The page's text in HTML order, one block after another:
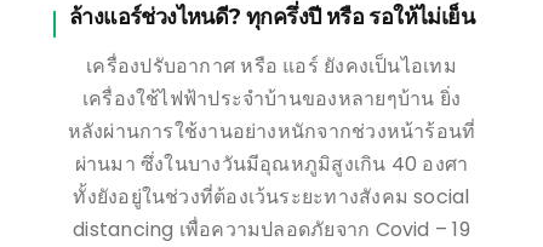
ล้างแอร์ช่วงไหนดี? ทุกครึ่งปี หรือ รอให้ไม่เย็น
เครื่องปรับอากาศ หรือ แอร์ ยังคงเป็นไอเทม
เครื่องใช้ไฟฟ้าประจำบ้านของหลายๆบ้าน ยิ่ง
หลังผ่านการใช้งานอย่างหนักจากช่วงหน้าร้อนที่
ผ่านมา ซึ่งในบางวันมีอุณหภูมิสูงเกิน 40 องศา
ทั้งยังอยู่ในช่วงที่ต้องเว้นระยะทางสังคม social
distancing เพื่อความปลอดภัยจาก Covid – 19